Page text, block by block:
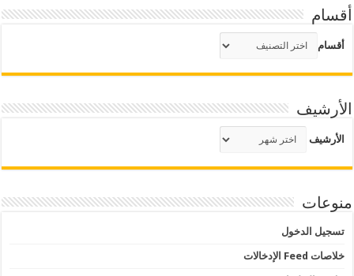
أقسام
أقسام
الأرشيف
الأرشيف
منوعات
تسجيل الدخول
خلاصات Feed الإدخالات